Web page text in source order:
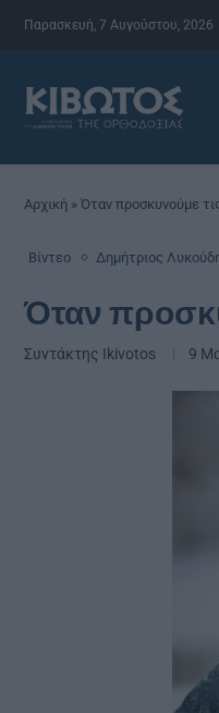
Παρασκευή, 7 Αυγούστου, 2026
Αρχική » Όταν προσκυνούμε
Βίντεο Δημήτριος
Όταν
Συντάκτης Ikivotos 9